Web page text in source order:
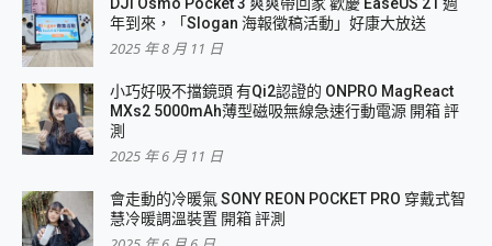
年到來，「Slogan 海報徵稿活動」好康大放送
2025 年 8 月 11 日
小巧好吸不擋鏡頭 有Qi2認證的 ONPRO MagReact
MXs2 5000mAh薄型磁吸無線急速行動電源 開箱 評
測
2025 年 6 月 11 日
會走動的冷暖氣 SONY REON POCKET PRO 穿戴式智
慧冷暖調溫裝置 開箱 評測